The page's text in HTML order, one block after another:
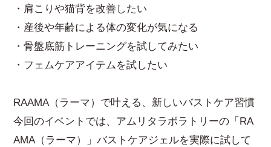
・肩こりや猫背を改善したい
・産後や年齢による体の変化が気になる
・骨盤底筋トレーニングを試してみたい
・フェムケアアイテムを試したい
RAAMA（ラーマ）で叶える、新しいバストケア習慣
今回のイベントでは、アムリタラボラトリーの「RA
AMA（ラーマ）」バストケアジェルを実際に試して